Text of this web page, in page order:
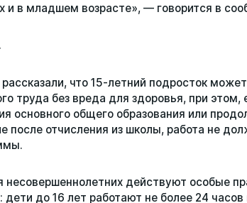
с ДВРЦОТ
и в младшем возрасте», — говорится в
что 15-летний подросток
труда без вреда для здоровья, при этом,
основного общего образования или
после отчисления из школы, работа не
несовершеннолетних действуют особые
дети до 16 лет работают не более 24